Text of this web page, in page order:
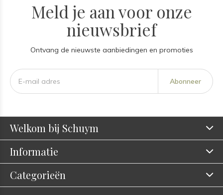
Meld je aan voor onze
nieuwsbrief
Ontvang de nieuwste aanbiedingen en promoties
Abonneer
Welkom bij Schuym
Informatie
Categorieën